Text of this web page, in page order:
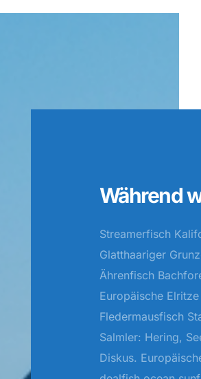
Während
Streamerfisch
Glatthaariger
Ährenfisch
Europäische
Fledermausfisch
Salmler: Hering,
Diskus.